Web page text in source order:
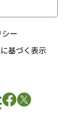
ー
基づく表示